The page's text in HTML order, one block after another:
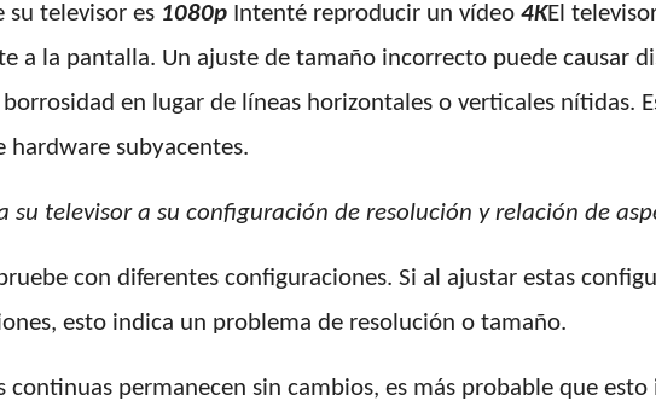
su televisor es 1080p Intenté reproducir un vídeo 4KEl
a la pantalla. Un ajuste de tamaño incorrecto puede causar
en lugar de líneas horizontales o verticales nítidas.
hardware subyacentes.
su televisor a su configuración de resolución y relación de
con diferentes configuraciones. Si al ajustar estas
esto indica un problema de resolución o tamaño.
continuas permanecen sin cambios, es más probable que